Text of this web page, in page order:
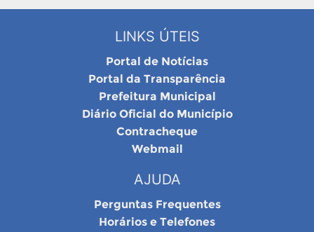
LINKS ÚTEIS
Portal de Notícias
Portal da Transparência
Prefeitura Municipal
Diário Oficial do Município
Contracheque
Webmail
AJUDA
Perguntas Frequentes
Horários e Telefones